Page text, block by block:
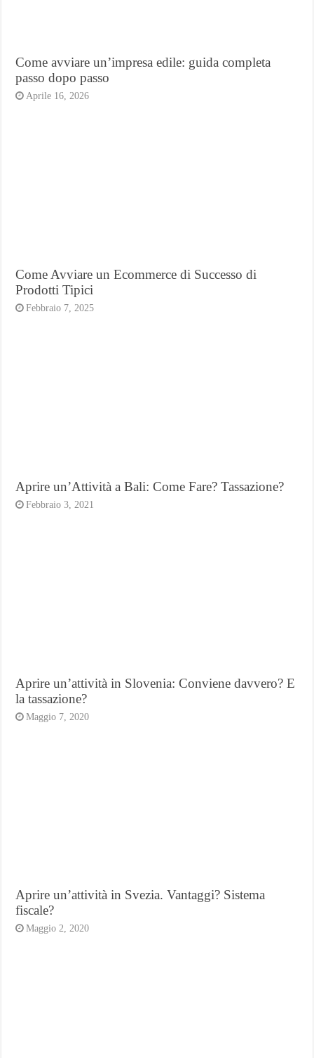
Come avviare un’impresa edile: guida completa
passo dopo passo
Aprile 16, 2026
Come Avviare un Ecommerce di Successo di
Prodotti Tipici
Febbraio 7, 2025
Aprire un’Attività a Bali: Come Fare? Tassazione?
Febbraio 3, 2021
Aprire un’attività in Slovenia: Conviene davvero? E
la tassazione?
Maggio 7, 2020
Aprire un’attività in Svezia. Vantaggi? Sistema
fiscale?
Maggio 2, 2020